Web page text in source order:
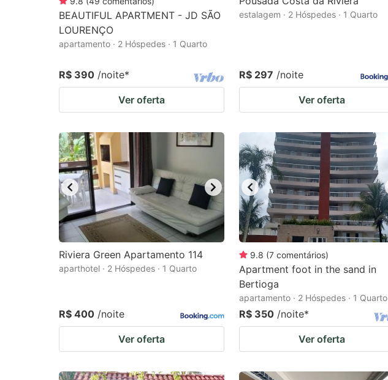
BEAUTIFUL APARTMENT - JD SÃO
LOURENÇO
apartamento · 2 Hóspedes · 1 Quarto
R$ 390 /noite*
Ver oferta
estalagem · 2 Hóspedes · 1 Quarto
R$ 297 /noite
Ver oferta
Riviera Green Apartamento 114
aparthotel · 2 Hóspedes · 1 Quarto
R$ 400 /noite
Ver oferta
9.8 (7 comentários)
Apartment foot in the sand in
Bertioga
apartamento · 2 Hóspedes · 1 Quarto
R$ 350 /noite*
Ver oferta